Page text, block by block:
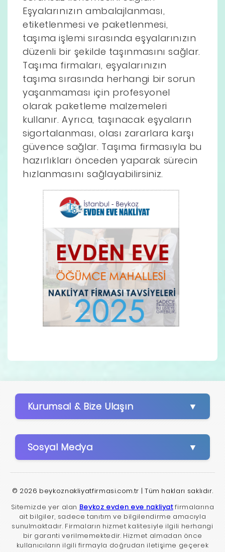
Eşyalarınızın ambalajlanması,
etiketlenmesi ve paketlenmesi,
taşıma işlemi sırasında eşyalarınızın
düzenli bir şekilde taşınmasını sağlar.
Taşıma firmaları, eşyalarınızın
taşıma sırasında herhangi bir sorun
yaşanmaması için profesyonel
olarak paketleme malzemeleri
kullanır. Ayrıca, taşınacak eşyaların
sigortalanması, olası zararlara karşı
güvence sağlar. Taşıma firmasıyla bu
hazırlıkları önceden yaparak sürecin
hızlanmasını sağlayabilirsiniz.
Kurumsal & Bize Ulaşın
Sosyal Medya
© 2026 beykoznakliyatfirmasi.com.tr | Tüm hakları saklıdır.
Sitemizde yer alan Beykoz evden eve nakliyatfirmalarına
ait bilgiler, sadece tanıtım ve bilgilendirme amacıyla
sunulmaktadır. Firmaların hizmet kalitesiyle ilgili herhangi
bir garanti verilmemektedir. Hizmet almadan önce
kullanıcıların ilgili firmayla doğrudan iletişime geçerek